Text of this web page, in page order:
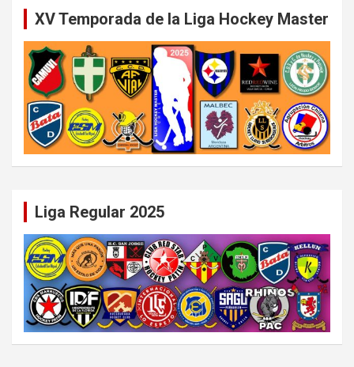
XV Temporada de la Liga Hockey Master
Liga Regular 2025